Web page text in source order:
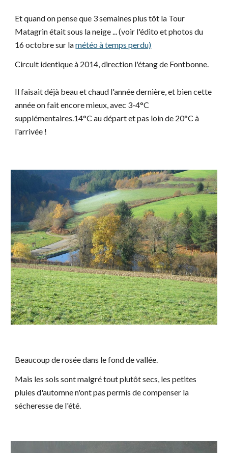
Et quand on pense que 3 semaines plus tôt la Tour
Matagrin était sous la neige ... (voir l'édito et photos du
16 octobre sur lamétéo à temps perdu)
Circuit identique à 2014, direction l'étang de Fontbonne.
Il faisait déjà beau et chaud l'année dernière, et bien cette
année on fait encore mieux, avec 3-4°C
supplémentaires.14°C au départ et pas loin de 20°C à
l'arrivée !
Beaucoup de rosée dans le fond de vallée.
Mais les sols sont malgré tout plutôt secs, les petites
pluies d'automne n'ont pas permis de compenser la
sécheresse de l'été.